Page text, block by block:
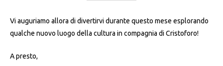
Vi auguriamo allora di divertirvi durante questo mese esplorando
qualche nuovo luogo della cultura in compagnia di Cristoforo!
A presto,